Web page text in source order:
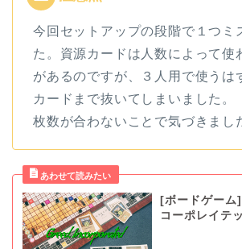
今回セットアップの段階で１つミ
た。資源カードは人数によって使
があるのですが、３人用で使うは
カードまで抜いてしまいました。
枚数が合わないことで気づきまし
[ボードゲーム
コーポレイテ